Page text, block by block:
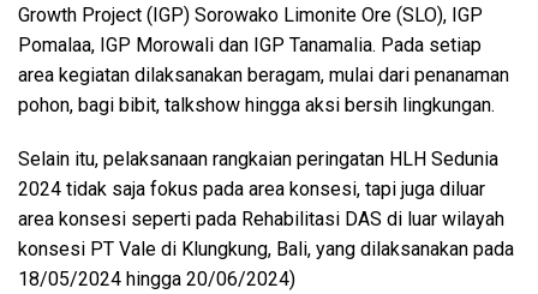
Growth Project (IGP) Sorowako Limonite Ore (SLO), IGP
Pomalaa, IGP Morowali dan IGP Tanamalia. Pada setiap
area kegiatan dilaksanakan beragam, mulai dari penanaman
pohon, bagi bibit, talkshow hingga aksi bersih lingkungan.
Selain itu, pelaksanaan rangkaian peringatan HLH Sedunia
2024 tidak saja fokus pada area konsesi, tapi juga diluar
area konsesi seperti pada Rehabilitasi DAS di luar wilayah
konsesi PT Vale di Klungkung, Bali, yang dilaksanakan pada
18/05/2024 hingga 20/06/2024)